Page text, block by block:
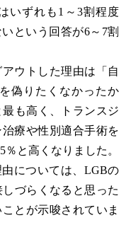
いずれも1～3割程度
という回答が6～7割
ウトした理由は「自
偽りたくなかったか
最も高く、トランスジ
療や性別適合手術を
と高くなりました。
については、LGBの
づらくなると思った
とが示唆されていま